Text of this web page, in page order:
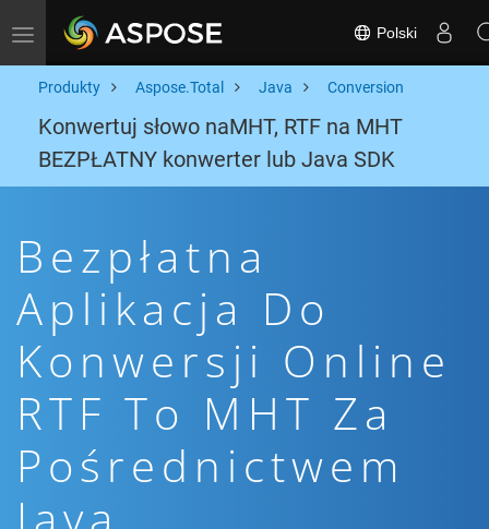
Toggle navigation Polski
Produkty Aspose.Total Java Conversion
Konwertuj słowo naMHT, RTF na MHT
BEZPŁATNY konwerter lub Java SDK
Bezpłatna
Aplikacja Do
Konwersji Online
RTF To MHT Za
Pośrednictwem